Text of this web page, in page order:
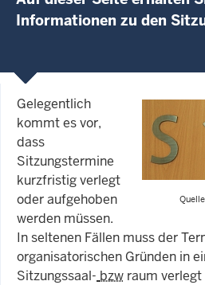
Informationen zu den
Gelegentlich
kommt es vor,
dass
Sitzungstermine
kurzfristig verlegt
oder aufgehoben
werden müssen.
In seltenen Fällen muss der
organisatorischen Gründen in
Sitzungssaal- bzw raum verlegt